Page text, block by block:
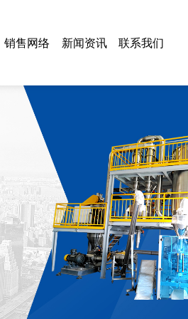
销售网络 新闻资讯 联系我们